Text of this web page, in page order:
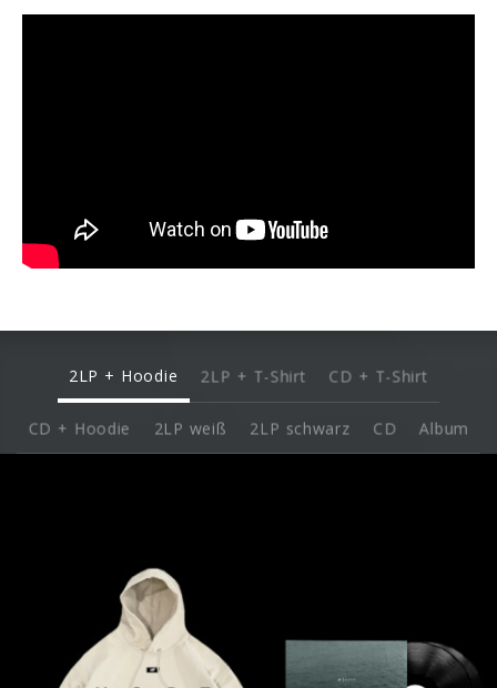
2LP + Hoodie 2LP + T-Shirt CD + T-Shirt
CD + Hoodie 2LP weiß 2LP schwarz CD Album